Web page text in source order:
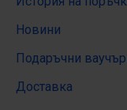
Новини
Подаръчни
Доставка